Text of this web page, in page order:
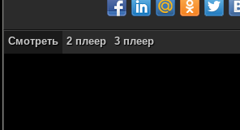
Смотреть 2 плеер 3 плеер